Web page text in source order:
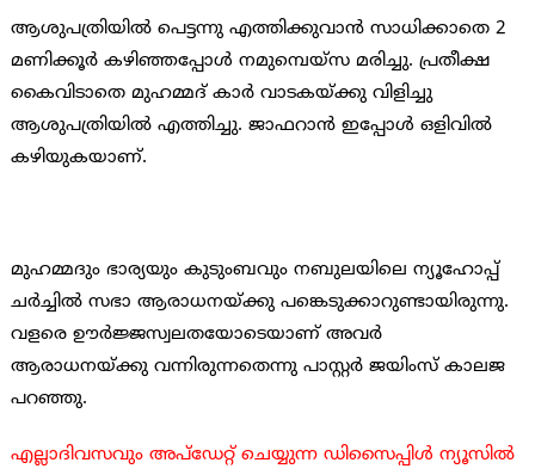
ആശുപത്രിയില്‍ പെട്ടന്നു എത്തിക്കുവാന്‍ സാധിക്കാതെ 2
മണിക്കൂര്‍ കഴിഞ്ഞപ്പോള്‍ നമുമ്പെയ്സ മരിച്ചു. പ്രതീക്ഷ
കൈവിടാതെ മുഹമ്മദ് കാര്‍ വാടകയ്ക്കു വിളിച്ചു
ആശുപത്രിയില്‍ എത്തിച്ചു. ജാഫറാന്‍ ഇപ്പോള്‍ ഒളിവില്‍
കഴിയുകയാണ്.
മുഹമ്മദും ഭാര്യയും കുടുംബവും നബുലയിലെ ന്യൂഹോപ്പ്
ചര്‍ച്ചില്‍ സഭാ ആരാധനയ്ക്കു പങ്കെടുക്കാറുണ്ടായിരുന്നു.
വളരെ ഊര്‍ജ്ജസ്വലതയോടെയാണ് അവര്‍
ആരാധനയ്ക്കു വന്നിരുന്നതെന്നു പാസ്റ്റര്‍ ജയിംസ് കാലജ
പറഞ്ഞു.
എല്ലാദിവസവും അപ്ഡേറ്റ് ചെയ്യുന്ന ഡിസൈപ്പിൾ ന്യൂസിൽ